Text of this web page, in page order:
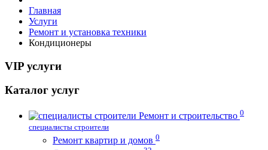
Главная
Услуги
Ремонт и установка техники
Кондиционеры
VIP услуги
Каталог услуг
Ремонт и строительство 0
специалисты строители
Ремонт квартир и домов 0